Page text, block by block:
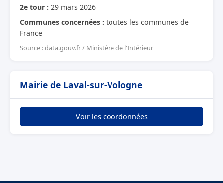
2e tour : 29 mars 2026
Communes concernées : toutes les communes de
France
Source : data.gouv.fr / Ministère de l'Intérieur
Mairie de Laval-sur-Vologne
Voir les coordonnées